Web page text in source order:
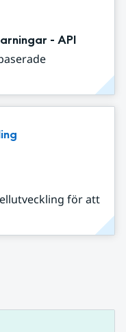
- API
för att